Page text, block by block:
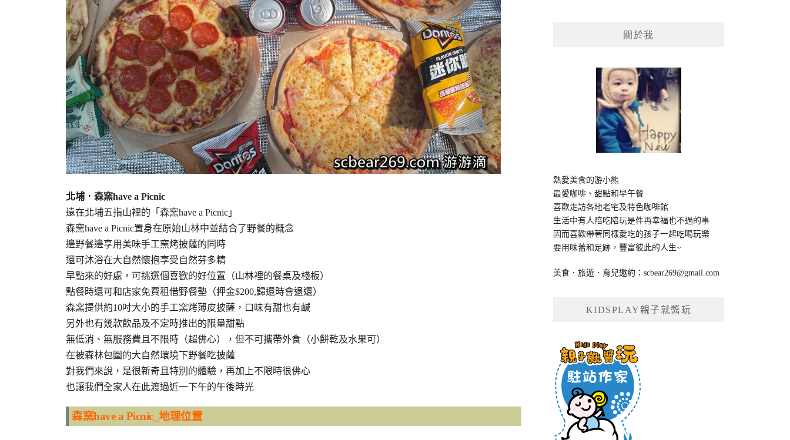
北埔．森窯have a Picnic
遠在北埔五指山裡的「森窯have a Picnic」
森窯have a Picnic置身在原始山林中並結合了野餐的概念
邊野餐邊享用美味手工窯烤披薩的同時
還可沐浴在大自然懷抱享受自然芬多精
早點來的好處，可挑選個喜歡的好位置（山林裡的餐桌及棧板）
點餐時還可和店家免費租借野餐墊（押金$200,歸還時會退還）
森窯提供約10吋大小的手工窯烤薄皮披薩，口味有甜也有鹹
另外也有幾款飲品及不定時推出的限量甜點
無低消、無服務費且不限時（超佛心），但不可攜帶外食（小餅乾及水果可）
在被森林包圍的大自然環境下野餐吃披薩
對我們來說，是很新奇且特別的體驗，再加上不限時很佛心
也讓我們全家人在此渡過近一下午的午後時光
森窯have a Picnic_地理位置
關於我
熱愛美食的游小熊
最愛咖啡、甜點和早午餐
喜歡走訪各地老宅及特色咖啡館
生活中有人陪吃陪玩是件再幸福也不過的事
因而喜歡帶著同樣愛吃的孩子一起吃喝玩樂
要用味蕾和足跡，豐富彼此的人生~
美食．旅遊．育兒邀約：scbear269@gmail.com
KIDSPLAY親子就醬玩